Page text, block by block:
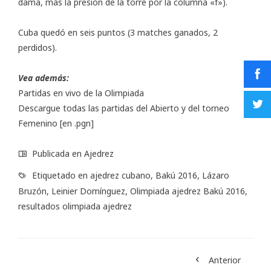
Cuba quedó en seis puntos (3 matches ganados, 2
perdidos).
Vea además:
Partidas en vivo de la Olimpiada
Descargue todas las partidas del Abierto y del torneo
Femenino [en .pgn]
Publicada en Ajedrez
Etiquetado en ajedrez cubano, Bakú 2016, Lázaro
Bruzón, Leinier Domínguez, Olimpiada ajedrez Bakú 2016,
resultados olimpiada ajedrez
Anterior